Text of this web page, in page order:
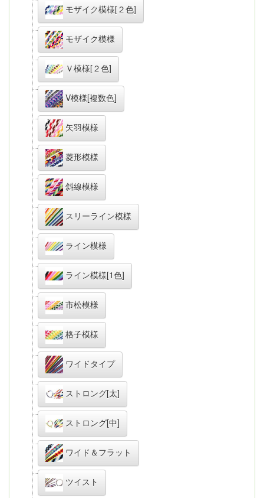
モザイク模様[２色]
モザイク模様
Ｖ模様[２色]
V模様[複数色]
矢羽模様
菱形模様
斜線模様
スリーライン模様
ライン模様
ライン模様[1色]
市松模様
格子模様
ワイドタイプ
ストロング[太]
ストロング[中]
ワイド＆フラット
ツイスト